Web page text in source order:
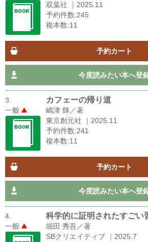
双葉社 ｜2025.11
予約件数:245
複本数:11
予約カート
今度読みたい本へ登
3.
一般
カフェーの帰り道
嶋津 輝／著
東京創元社 ｜2025.11
予約件数:241
複本数:11
予約カート
今度読みたい本へ登
4.
一般
科学的に証明されたすごい
堀田 秀吾／著
SBクリエイティブ ｜2025.7